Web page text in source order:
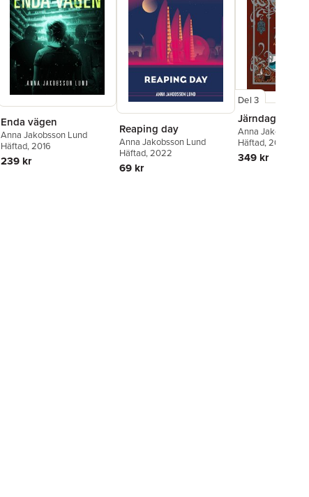
Enda vägen
Anna Jakobsson Lund
Häftad, 2016
239 kr
Reaping day
Anna Jakobsson Lund
Häftad, 2022
69 kr
Del 3
Järndagar
Anna Jakobsson
Häftad, 2023
349 kr